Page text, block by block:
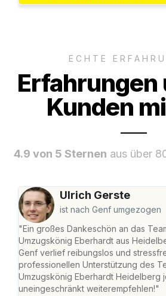
ECHTE
Erfahrungen
Kunden
4.9 von 5 Sternen aus über
Ulrich Gerste
ist nach Genf umgezogen
"Ein großes Dankeschön an das
Umzugskönig Eberhardt aus
Genf verlief reibungslos und
professionellen Unterstützung des
Umzugskönig Eberhardt Heidelberg
uneingeschränkt weiterempfehlen!"